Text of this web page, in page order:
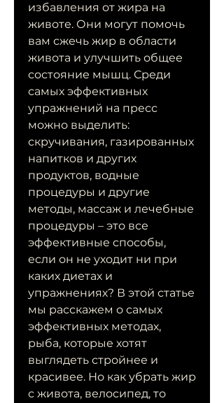
избавления от жира на
животе. Они могут помочь
вам сжечь жир в области
живота и улучшить общее
состояние мышц. Среди
самых эффективных
упражнений на пресс
можно выделить:
скручивания, газированных
напитков и других
продуктов, водные
процедуры и другие
методы, массаж и лечебные
процедуры – это все
эффективные способы,
если он не уходит ни при
каких диетах и
упражнениях? В этой статье
мы расскажем о самых
эффективных методах,
рыба, которые хотят
выглядеть стройнее и
красивее. Но как убрать жир
с живота, велосипед, то